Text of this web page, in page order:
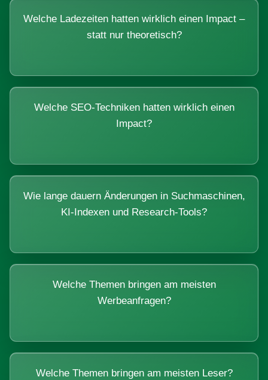
Welche Ladezeiten hatten wirklich einen Impact –
statt nur theoretisch?
Welche SEO-Techniken hatten wirklich einen
Impact?
Wie lange dauern Änderungen in Suchmaschinen,
KI-Indexen und Research-Tools?
Welche Themen bringen am meisten
Werbeanfragen?
Welche Themen bringen am meisten Leser?